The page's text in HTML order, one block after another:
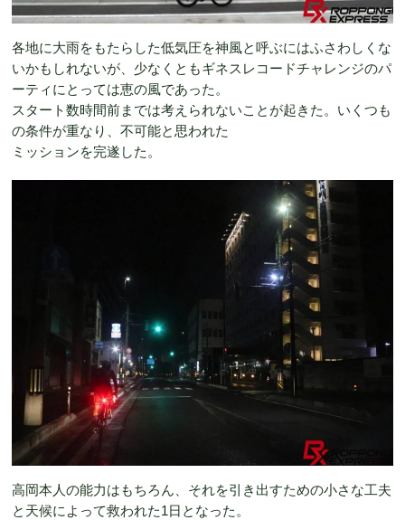
各地に大雨をもたらした低気圧を神風と呼ぶにはふさわしくな
いかもしれないが、少なくともギネスレコードチャレンジのパ
ーティにとっては恵の風であった。
スタート数時間前までは考えられないことが起きた。いくつも
の条件が重なり、不可能と思われた
ミッションを完遂した。
高岡本人の能力はもちろん、それを引き出すための小さな工夫
と天候によって救われた1日となった。